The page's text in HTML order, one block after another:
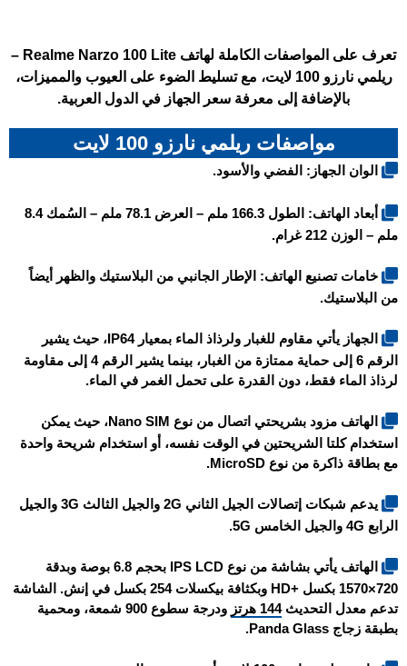
تعرف على المواصفات الكاملة لهاتف Realme Narzo 100 Lite –
ريلمي نارزو 100 لايت، مع تسليط الضوء على العيوب والمميزات،
بالإضافة إلى معرفة سعر الجهاز في الدول العربية.
مواصفات ريلمي نارزو 100 لايت
الوان الجهاز: الفضي والأسود.
أبعاد الهاتف: الطول 166.3 ملم – العرض 78.1 ملم – السُمك 8.4
ملم – الوزن 212 غرام.
خامات تصنيع الهاتف: الإطار الجانبي من البلاستيك والظهر أيضاً
من البلاستيك.
الجهاز يأتي مقاوم للغبار ولرذاذ الماء بمعيار IP64، حيث يشير
الرقم 6 إلى حماية ممتازة من الغبار، بينما يشير الرقم 4 إلى مقاومة
لرذاذ الماء فقط، دون القدرة على تحمل الغمر في الماء.
الهاتف مزود بشريحتي اتصال من نوع Nano SIM، حيث يمكن
استخدام كلتا الشريحتين في الوقت نفسه، أو استخدام شريحة واحدة
مع بطاقة ذاكرة من نوع MicroSD.
يدعم شبكات إتصالات الجيل الثاني 2G والجيل الثالث 3G والجيل
الرابع 4G والجيل الخامس 5G.
الهاتف يأتي بشاشة من نوع IPS LCD بحجم 6.8 بوصة وبدقة
720×1570 بكسل +HD وبكثافة بيكسلات 254 بكسل في إنش. الشاشة
تدعم معدل التحديث144 هرتز
ودرجة سطوع 900 شمعة، ومحمية
بطبقة زجاج Panda Glass.